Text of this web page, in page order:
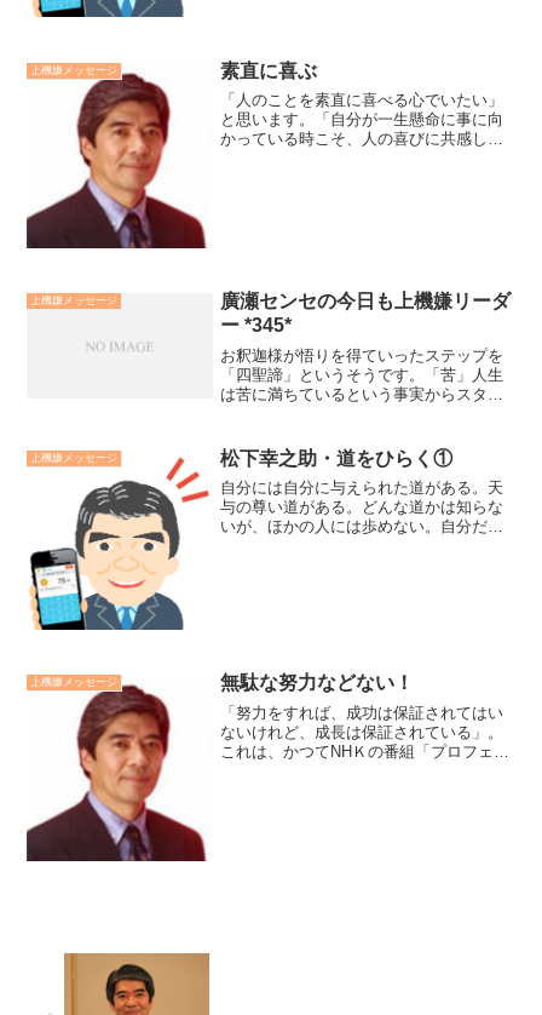
上機嫌メッセージ 素直に喜ぶ
「人のことを素直に喜べる心でいたい」
と思います。「自分が一生懸命に事に向
かっている時こそ、人の喜びに共感し素
上機嫌メッセージ
廣瀬センセの今日も上機嫌リーダ
ー *345*
お釈迦様が悟りを得ていったステップを
「四聖諦」というそうです。「苦」人生
は苦に満ちているという事実からスター
その煩悩の火を消していくことにより涅
槃の境地に至ります。「道...
上機嫌メッセージ 松下幸之助・道をひらく①
自分には自分に与えられた道がある。天
与の尊い道がある。どんな道かは知らな
いが、ほかの人には歩めない。自分だけ
上機嫌メッセージ 無駄な努力などない！
「努力をすれば、成功は保証されてはい
ないけれど、成長は保証されている」。
これは、かつてNHＫの番組「プロフェッ